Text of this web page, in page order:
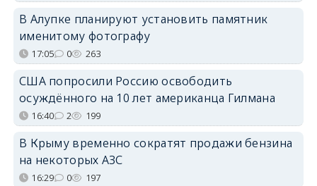
В Алупке планируют установить памятник
именитому фотографу
17:05 0 263
США попросили Россию освободить
осуждённого на 10 лет американца Гилмана
16:40 2 199
В Крыму временно сократят продажи бензина
на некоторых АЗС
16:29 0 197